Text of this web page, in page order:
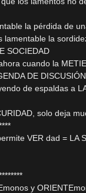
la pérdida de
lamentable la
SOCIEDAD
cuando la
DE
de espaldas a
solo deja
VER dad = LA
y